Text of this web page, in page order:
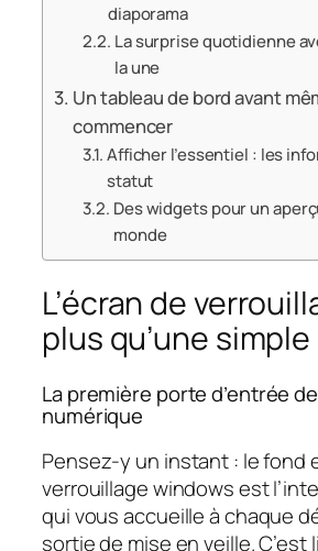
diaporama
La surprise quotidienne
la une
Un tableau de bord avant
commencer
Afficher l’essentiel : les
statut
Des widgets pour un
monde
L’écran de
plus qu’une
La première porte d’entrée
numérique
Pensez-y un instant : le fond
verrouillage windows est
qui vous accueille à chaque
sortie de mise en veille.